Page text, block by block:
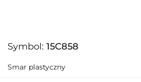
Symbol: 15C858
Smar plastyczny